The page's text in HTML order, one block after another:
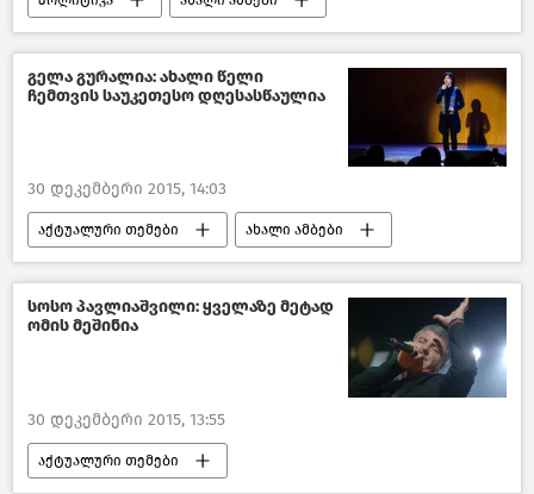
საქართველო
გელა გურალია: ახალი წელი
ჩემთვის საუკეთესო დღესასწაულია
30 დეკემბერი 2015, 14:03
აქტუალური თემები ახალი ამბები
სოსო პავლიაშვილი: ყველაზე მეტად
ომის მეშინია
30 დეკემბერი 2015, 13:55
აქტუალური თემები